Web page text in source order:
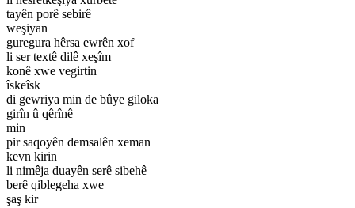
tayên porê sebirê
weşiyan
guregura hêrsa ewrên xof
li ser textê dilê xeşîm
konê xwe vegirtin
îskeîsk
di gewriya min de bûye giloka
girîn û qêrînê
min
pir saqoyên demsalên xeman
kevn kirin
li nimêja duayên serê sibehê
berê qiblegeha xwe
şaş kir